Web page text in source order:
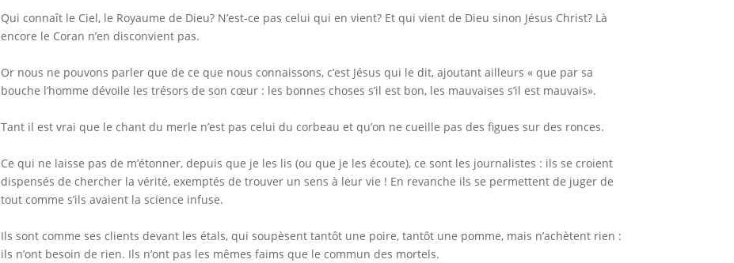
Qui connaît le Ciel, le Royaume de Dieu? N’est-ce pas celui qui en vient? Et qui vient de Dieu sinon Jésus Christ? Là
encore le Coran n’en disconvient pas.
Or nous ne pouvons parler que de ce que nous connaissons, c’est Jésus qui le dit, ajoutant ailleurs « que par sa
bouche l’homme dévoile les trésors de son cœur : les bonnes choses s’il est bon, les mauvaises s’il est mauvais».
Tant il est vrai que le chant du merle n’est pas celui du corbeau et qu’on ne cueille pas des figues sur des ronces.
Ce qui ne laisse pas de m’étonner, depuis que je les lis (ou que je les écoute), ce sont les journalistes : ils se croient
dispensés de chercher la vérité, exemptés de trouver un sens à leur vie ! En revanche ils se permettent de juger de
tout comme s’ils avaient la science infuse.
Ils sont comme ses clients devant les étals, qui soupèsent tantôt une poire, tantôt une pomme, mais n’achètent rien :
ils n’ont besoin de rien. Ils n’ont pas les mêmes faims que le commun des mortels.